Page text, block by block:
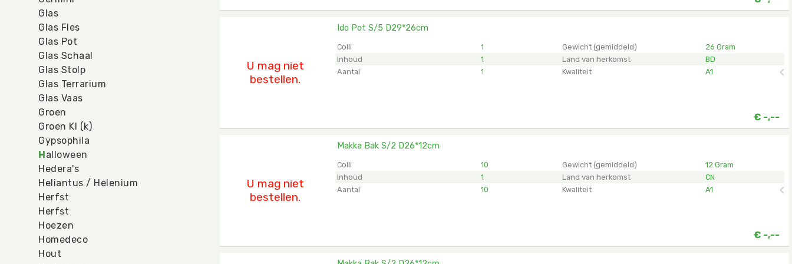
Glas
Glas Fles
Glas Pot
Glas Schaal
Glas Stolp
Glas Terrarium
Glas Vaas
Groen
Groen Kl (k)
Gypsophila
Halloween
Hedera's
Heliantus / Helenium
Herfst
Herfst
Hoezen
Homedeco
Hout
U mag niet
bestellen.
Ido Pot S/5 D29*26cm
Colli 1 Gewicht (gemiddeld)
26 Gram
Inhoud
1 Land van herkomst
BD
Aantal
1 Kwaliteit A1
€ -,--
U moet ingelogd zijn om te kunnen kopen. Klik hier om in te loggen.
U mag niet
bestellen.
Makka Bak S/2 D26*12cm
Colli 10 Gewicht (gemiddeld)
12 Gram
Inhoud
1 Land van herkomst
CN
Aantal
10 Kwaliteit A1
€ -,--
Makka Bak S/2 D26*12cm
U moet ingelogd zijn om te kunnen kopen. Klik hier om in te loggen.